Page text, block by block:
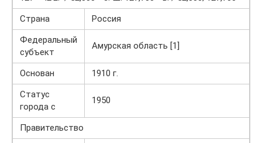
Страна
Россия
Федеральный
субъект
Амурская область [1]
Основан
1910 г.
Статус
города с
1950
Правительство